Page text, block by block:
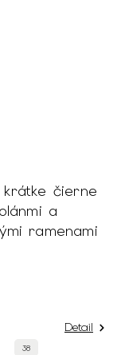
krátke čierne
a
ramenami
Detail
38